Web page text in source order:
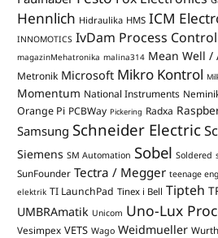
Hennlich Hidraulika HMS ICM
INNOMOTICS IvDam Process Control
magazinMehatronika malina314 Mean Well /
Metronik Microsoft Mikro Kontrol
Momentum National Instruments
Orange Pi PCBWay Pickering Radxa
Samsung Schneider Electric
Siemens SM Automation Sobel Soldered
SunFounder Tectra / Megger teenage
elektrik TI LaunchPad Tinex i Bell Tipteh
UMBRAmatik Unicom Uno-Lux
Vesimpex VETS Wago Weidmueller